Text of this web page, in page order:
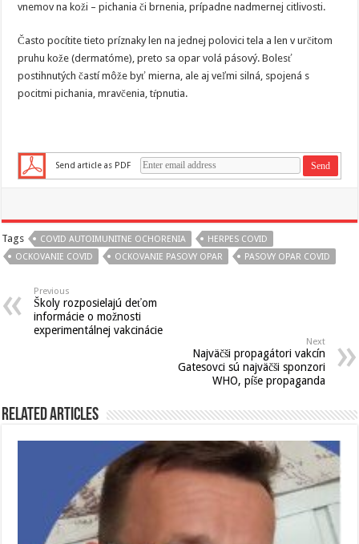
vnemov na koži – pichania či brnenia, prípadne nadmernej citlivosti.
Často pocítite tieto príznaky len na jednej polovici tela a len v určitom
pruhu kože (dermatóme), preto sa opar volá pásový. Bolesť
postihnutých častí môže byť mierna, ale aj veľmi silná, spojená s
pocitmi pichania, mravčenia, tŕpnutia.
Send article as PDF
Tags COVID AUTOIMUNITNE OCHORENIA
HERPES COVID
OCKOVANIE COVID
OCKOVANIE PASOVY OPAR PASOVY OPAR COVID
Previous
Školy rozposielajú deťom
informácie o možnosti
experimentálnej vakcinácie
Next
Najväčši propagátori vakcín
Gatesovci sú najväčši sponzori
WHO, píše propaganda
Related Articles